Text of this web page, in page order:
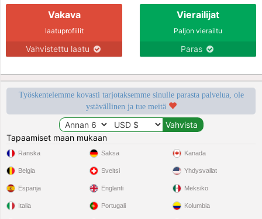
Vakava
laatuprofiilit
Vahvistettu laatu
Vierailijat
Paljon vierailtu
Paras
Työskentelemme kovasti tarjotaksemme sinulle parasta palvelua, ole
ystävällinen ja tue meitä
Tapaamiset maan mukaan
Ranska
Belgia
Espanja
Italia
Saksa
Sveitsi
Englanti
Portugali
Kanada
Yhdysvallat
Meksiko
Kolumbia